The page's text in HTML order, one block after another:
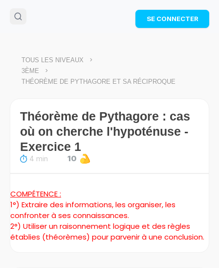
🌴Cahier de vacances offert
: révise les maths cet
Télécharge ton PDF gratuit et progresse avec des
SE CONNECTER
TOUS LES NIVEAUX >
3ÈME >
THÉORÈME DE PYTHAGORE ET SA RÉCIPROQUE
Théorème de Pythagore : cas
où on cherche l'hypoténuse -
Exercice 1
4 min 10
COMPÉTENCE :
1°) Extraire des informations, les organiser, les
confronter à ses connaissances.
2°) Utiliser un raisonnement logique et des règles
établies (théorèmes) pour parvenir à une conclusion.